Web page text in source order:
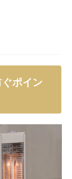
ポイン